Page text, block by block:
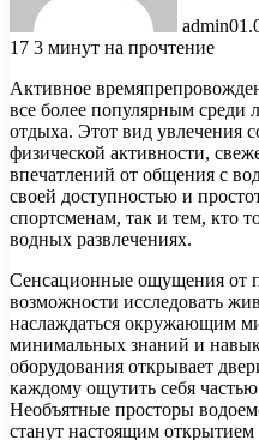
admin
17 3 минут на прочтение
Активное
все более популярным среди
отдыха. Этот вид увлечения
физической активности,
впечатлений от общения с
своей доступностью и
спортсменам, так и тем, кто
водных развлечениях.
Сенсационные ощущения от
возможности исследовать
наслаждаться окружающим
минимальных знаний и
оборудования открывает
каждому ощутить себя
Необъятные просторы
станут настоящим